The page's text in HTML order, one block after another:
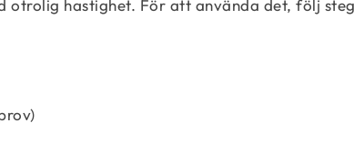
otrolig hastighet. För att använda det, följ